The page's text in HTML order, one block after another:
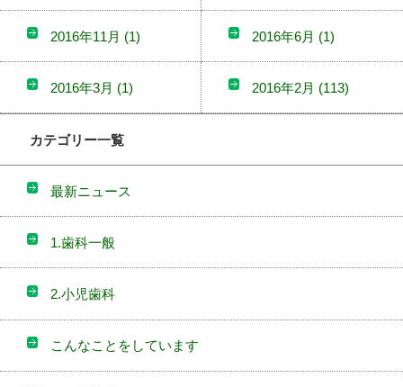
2016年11月 (1) 2016年6月 (1)
2016年3月 (1) 2016年2月 (113)
カテゴリー一覧
最新ニュース
1.歯科一般
2.小児歯科
こんなことをしています